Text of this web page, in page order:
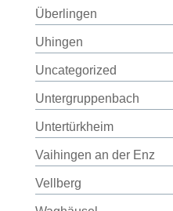
Überlingen
Uhingen
Uncategorized
Untergruppenbach
Untertürkheim
Vaihingen an der Enz
Vellberg